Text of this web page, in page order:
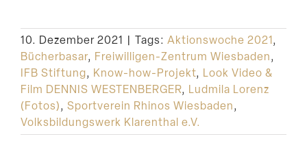
Suche
10. Dezember 2021 | Tags: Aktionswoche 2021,
Bücherbasar, Freiwilligen-Zentrum Wiesbaden,
IFB Stiftung, Know-how-Projekt, Look Video &
Film DENNIS WESTENBERGER, Ludmila Lorenz
(Fotos), Sportverein Rhinos Wiesbaden,
Volksbildungswerk Klarenthal e.V.